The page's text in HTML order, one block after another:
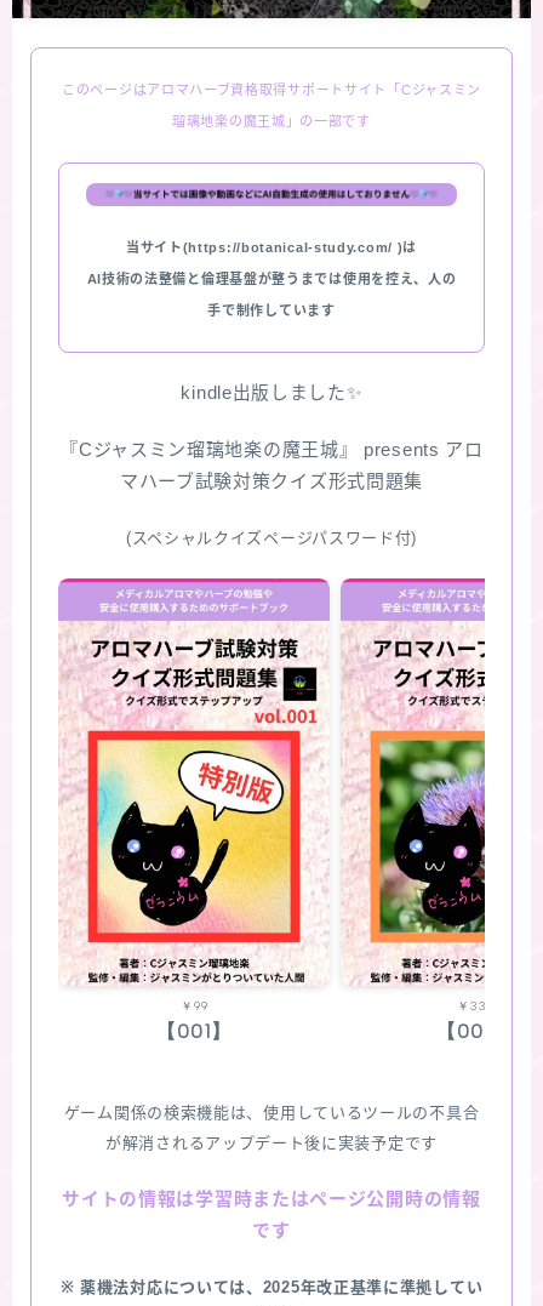
おすすめ商品＆レビュー
★スペシャルアロマハーブ４択クイズ (kindle出
版限定)
このページはアロマハーブ資格取得サポートサイト「Cジャスミン
瑠璃地楽の魔王城」の一部です
当サイト(https://botanical-study.com/ )は
AI技術の法整備と倫理基盤が整うまでは使用を控え、人の
手で制作しています
kindle出版しました✨
『Cジャスミン瑠璃地楽の魔王城』 presents アロ
マハーブ試験対策クイズ形式問題集
(スペシャルクイズページパスワード付)
￥99
【001】
￥330
【002】
ゲーム関係の検索機能は、使用しているツールの不具合
が解消されるアップデート後に実装予定です
サイトの情報は学習時またはページ公開時の情報
です
※ 薬機法対応については、2025年改正基準に準拠してい